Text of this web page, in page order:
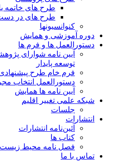
طرح های خاتمه
طرح های در دست
کنوانسیونها
دوره آموزشی و همایش
دستورالعمل ها و فرم ها
آیین نامه شوارای
توسعه پایدار
فرم خام طرح
دستورالعمل انتخاب
آیین نامه ها همایش
شبکه علمی تغییر اقلیم
جلسات
انتشارات
آئین‌نامه انتشارات
کتاب ها
فصل نامه محیط
تماس با ما